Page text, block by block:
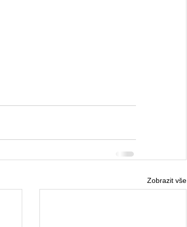
Zobrazit vše